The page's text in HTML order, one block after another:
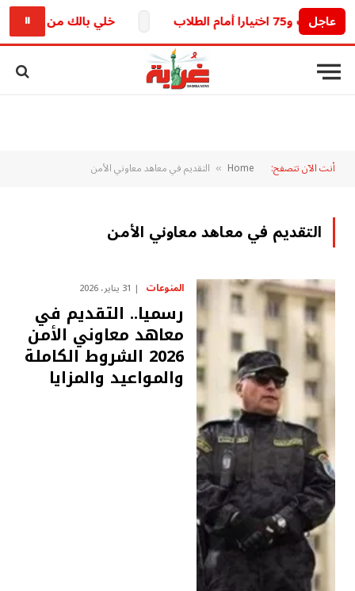
عاجل خلي بالك من خطك..⏸
أنت الآن تتصفح: Home
» التقديم في معاهد معاوني الأمن
التقديم في معاهد معاوني الأمن
المنوعات 31 يناير، 2026
رسميا.. التقديم في
معاهد معاوني الأمن
2026 الشروط الكاملة
والمواعيد والمزايا